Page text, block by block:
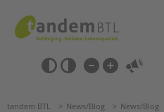
springen
Barrierefrei-
Einstellungen
überspringen
überspringen
tandem BTL News/Blog News/Blog